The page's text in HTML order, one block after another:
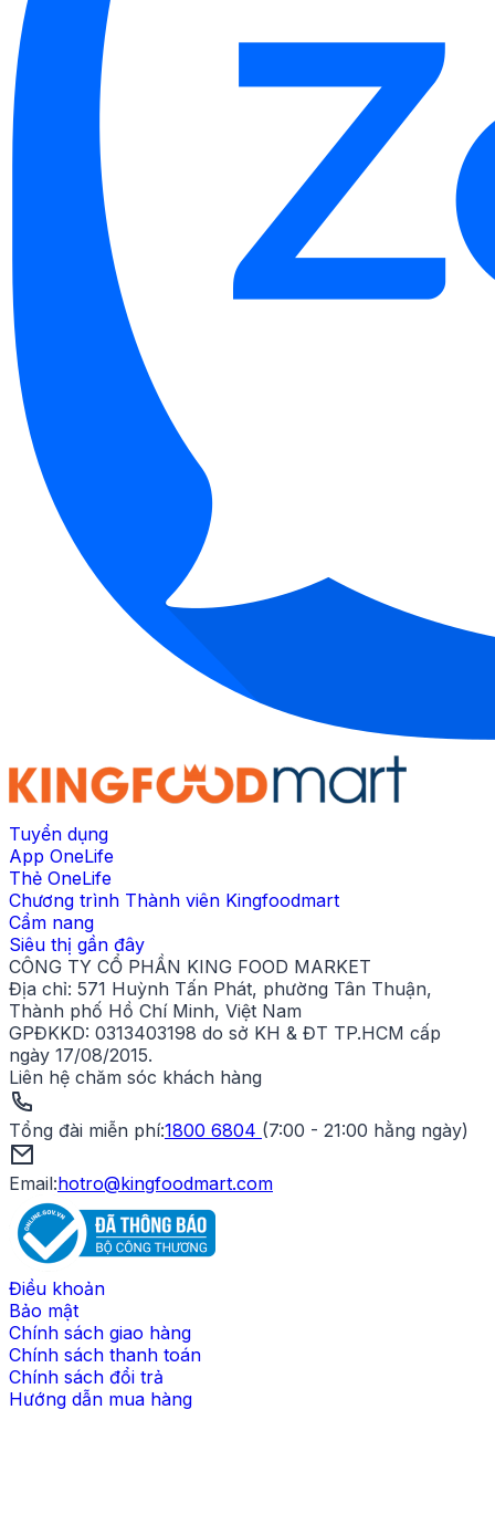
Tuyển dụng
App OneLife
Thẻ OneLife
Chương trình Thành viên Kingfoodmart
Cẩm nang
Siêu thị gần đây
CÔNG TY CỔ PHẦN KING FOOD MARKET
Địa chỉ: 571 Huỳnh Tấn Phát, phường Tân Thuận,
Thành phố Hồ Chí Minh, Việt Nam
GPĐKKD: 0313403198 do sở KH & ĐT TP.HCM cấp
ngày 17/08/2015.
Liên hệ chăm sóc khách hàng
Tổng đài miễn phí:1800 6804 (7:00 - 21:00 hằng ngày)
Email:hotro@kingfoodmart.com
Điều khoản
Bảo mật
Chính sách giao hàng
Chính sách thanh toán
Chính sách đổi trả
Hướng dẫn mua hàng